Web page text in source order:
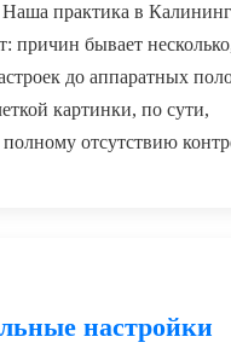
практика в
причин бывает
до аппаратных
картинки, по сути,
отсутствию
настройки